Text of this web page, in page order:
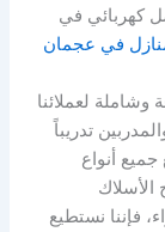
كهربائي في
في عجمان
لعملائنا
تدريباً
جميع أنواع
الأسلاك
فإننا نستطيع